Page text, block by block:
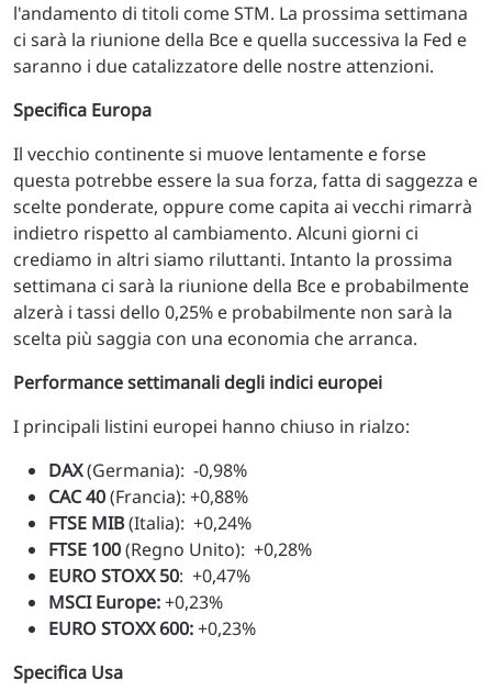
l'andamento di titoli come STM. La prossima settimana
ci sarà la riunione della Bce e quella successiva la Fed e
saranno i due catalizzatore delle nostre attenzioni.
Specifica Europa
Il vecchio continente si muove lentamente e forse
questa potrebbe essere la sua forza, fatta di saggezza e
scelte ponderate, oppure come capita ai vecchi rimarrà
indietro rispetto al cambiamento. Alcuni giorni ci
crediamo in altri siamo riluttanti. Intanto la prossima
settimana ci sarà la riunione della Bce e probabilmente
alzerà i tassi dello 0,25% e probabilmente non sarà la
scelta più saggia con una economia che arranca.
Performance settimanali degli indici europei
I principali listini europei hanno chiuso in rialzo:
DAX(Germania): -0,98%
CAC 40(Francia): +0,88%
FTSE MIB(Italia): +0,24%
FTSE 100(Regno Unito): +0,28%
EURO STOXX 50: +0,47%
MSCI Europe:+0,23%
EURO STOXX 600:+0,23%
Specifica Usa